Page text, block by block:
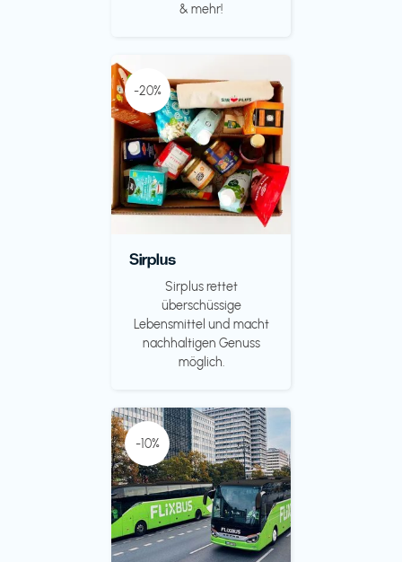
& mehr!
-20%
Sirplus
Sirplus rettet
überschüssige
Lebensmittel und macht
nachhaltigen Genuss
möglich.
-10%